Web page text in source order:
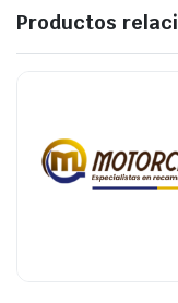
Productos